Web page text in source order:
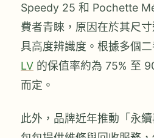
Speedy 25 和 Pochette
費者青睞，原因在於其尺
具高度辨識度。根據多個二
LV 的保值率約為 75% 至
而定。
此外，品牌近年推動「永